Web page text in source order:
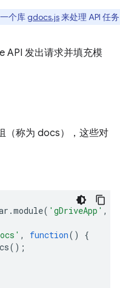
个库gdocs.js来处理 API 任
API 发出请求并填充模
（称为 docs），这些对
.module( 'gDriveApp' ,
, function()
{
();